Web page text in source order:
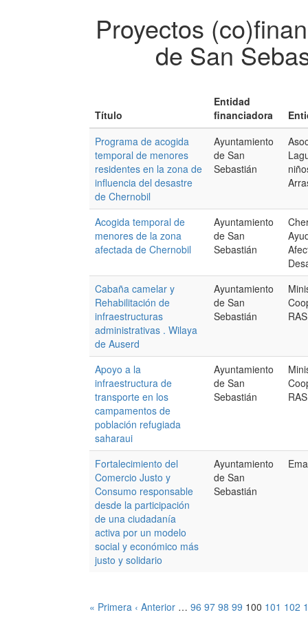
Proyectos
de San
Título
Entidad
financiadora
Programa de acogida
temporal de menores
residentes en la zona de
influencia del desastre
de Chernobil
Ayuntamiento
de San
Sebastián
Acogida temporal de
menores de la zona
afectada de Chernobil
Ayuntamiento
de San
Sebastián
Cabaña camelar y
Rehabilitación de
infraestructuras
administrativas . Wilaya
de Auserd
Ayuntamiento
de San
Sebastián
Apoyo a la
infraestructura de
transporte en los
campamentos de
población refugiada
saharaui
Ayuntamiento
de San
Sebastián
Fortalecimiento del
Comercio Justo y
Consumo responsable
desde la participación
de una ciudadanía
activa por un modelo
social y económico más
justo y solidario
Ayuntamiento
de San
Sebastián
« Primera ‹ Anterior … 96 97 98 99 100 101 102